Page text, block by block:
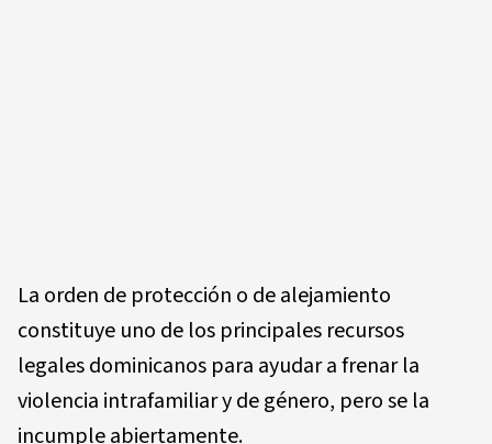
La orden de protección o de alejamiento
constituye uno de los principales recursos
legales dominicanos para ayudar a frenar la
violencia intrafamiliar y de género, pero se la
incumple abiertamente.